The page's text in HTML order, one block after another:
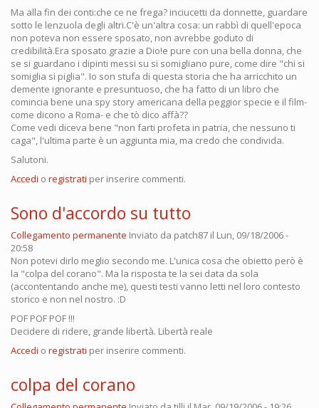
Ma alla fin dei conti:che ce ne frega? inciucetti da donnette, guardare
sotto le lenzuola degli altri.C'è un'altra cosa: un rabbì di quell'epoca
non poteva non essere sposato, non avrebbe goduto di
credibilità.Era sposato grazie a Dio!e pure con una bella donna, che
se si guardano i dipinti messi su si somigliano pure, come dire "chi si
somiglia si piglia". Io son stufa di questa storia che ha arricchito un
demente ignorante e presuntuoso, che ha fatto di un libro che
comincia bene una spy story americana della peggior specie e il film-
come dicono a Roma- e che tò dico affà??
Come vedi diceva bene "non farti profeta in patria, che nessuno ti
caga", l'ultima parte è un aggiunta mia, ma credo che condivida.
Salutoni.
Accedi o registrati per inserire commenti.
Sono d'accordo su tutto
Collegamento permanente Inviato da patch87 il Lun, 09/18/2006 -
20:58
Non potevi dirlo meglio secondo me. L'unica cosa che obietto però è
la "colpa del corano". Ma la risposta te la sei data da sola
(accontentando anche me), questi testi vanno letti nel loro contesto
storico e non nel nostro. :D
POF POF POF !!!
Decidere di ridere, grande libertà. Libertà reale
Accedi o registrati per inserire commenti.
colpa del corano